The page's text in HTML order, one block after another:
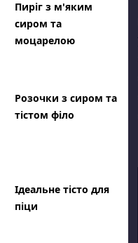
Пиріг з м'яким
сиром та
моцарелою
Розочки з сиром та
тістом філо
Ідеальне тісто для
піци